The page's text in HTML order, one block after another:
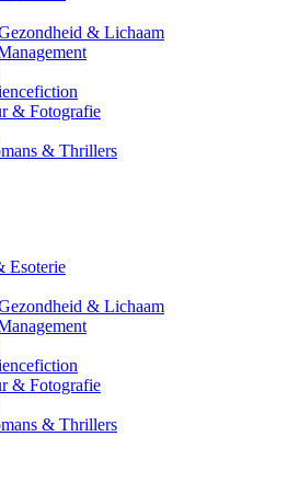
& Lichaam
& Fotografie
& Thrillers
Esoterie
& Lichaam
& Fotografie
& Thrillers